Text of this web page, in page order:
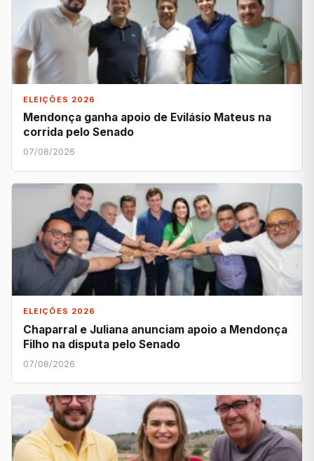
ELEIÇÕES 2026
Mendonça ganha apoio de Evilásio Mateus na
corrida pelo Senado
07/08/2026
ELEIÇÕES 2026
Chaparral e Juliana anunciam apoio a Mendonça
Filho na disputa pelo Senado
07/08/2026